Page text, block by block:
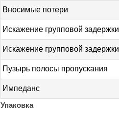
Вносимые потери
Искажение групповой задержки
Искажение групповой задержки
Пузырь полосы пропускания
Импеданс
Упаковка